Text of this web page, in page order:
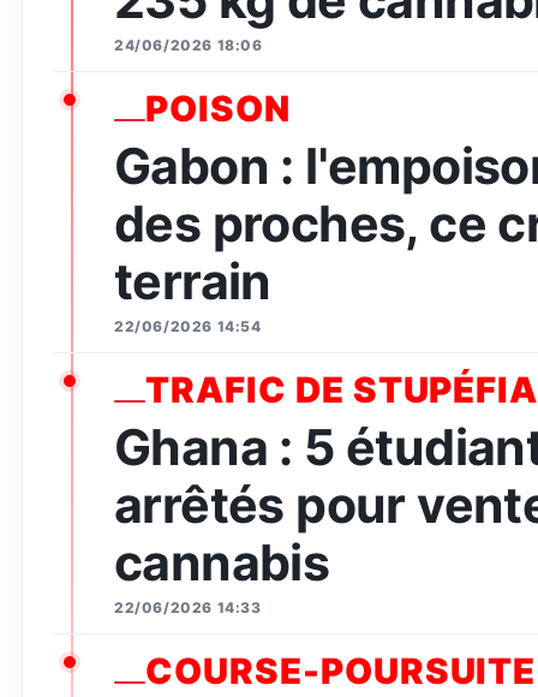
24/06/2026 18:06
POISON
Gabon :
des proches, ce
terrain
22/06/2026 14:54
TRAFIC DE
Ghana : 5
arrêtés pour
cannabis
22/06/2026 14:33
COURSE-POURSUITE